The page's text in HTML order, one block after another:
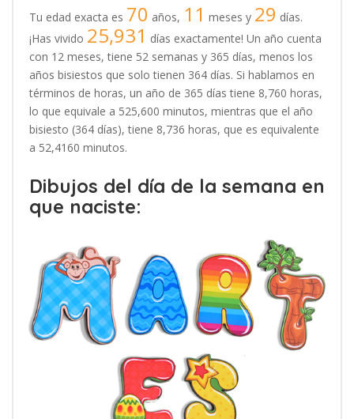
Tu edad exacta es 70 años, 11 meses y 29 días.
¡Has vivido 25,931 días exactamente! Un año cuenta
con 12 meses, tiene 52 semanas y 365 días, menos los
años bisiestos que solo tienen 364 días. Si hablamos en
términos de horas, un año de 365 días tiene 8,760 horas,
lo que equivale a 525,600 minutos, mientras que el año
bisiesto (364 días), tiene 8,736 horas, que es equivalente
a 52,4160 minutos.
Dibujos del día de la semana en
que naciste: